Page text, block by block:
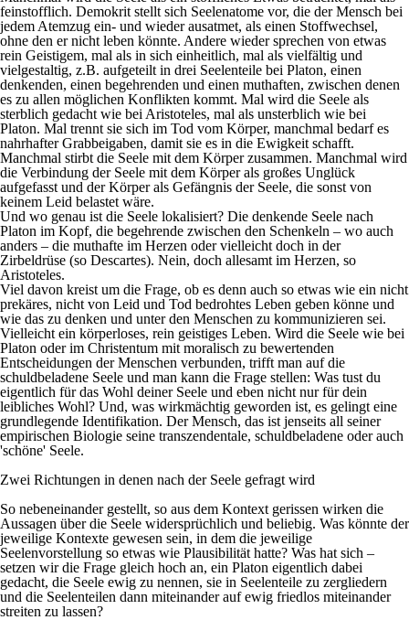
feinstofflich. Demokrit stellt sich Seelenatome vor, die der Mensch bei
jedem Atemzug ein- und wieder ausatmet, als einen Stoffwechsel,
ohne den er nicht leben könnte. Andere wieder sprechen von etwas
rein Geistigem, mal als in sich einheitlich, mal als vielfältig und
vielgestaltig, z.B. aufgeteilt in drei Seelenteile bei Platon, einen
denkenden, einen begehrenden und einen muthaften, zwischen denen
es zu allen möglichen Konflikten kommt. Mal wird die Seele als
sterblich gedacht wie bei Aristoteles, mal als unsterblich wie bei
Platon. Mal trennt sie sich im Tod vom Körper, manchmal bedarf es
nahrhafter Grabbeigaben, damit sie es in die Ewigkeit schafft.
Manchmal stirbt die Seele mit dem Körper zusammen. Manchmal wird
die Verbindung der Seele mit dem Körper als großes Unglück
aufgefasst und der Körper als Gefängnis der Seele, die sonst von
keinem Leid belastet wäre.
Und wo genau ist die Seele lokalisiert? Die denkende Seele nach
Platon im Kopf, die begehrende zwischen den Schenkeln – wo auch
anders – die muthafte im Herzen oder vielleicht doch in der
Zirbeldrüse (so Descartes). Nein, doch allesamt im Herzen, so
Aristoteles.
Viel davon kreist um die Frage, ob es denn auch so etwas wie ein nicht
prekäres, nicht von Leid und Tod bedrohtes Leben geben könne und
wie das zu denken und unter den Menschen zu kommunizieren sei.
Vielleicht ein körperloses, rein geistiges Leben. Wird die Seele wie bei
Platon oder im Christentum mit moralisch zu bewertenden
Entscheidungen der Menschen verbunden, trifft man auf die
schuldbeladene Seele und man kann die Frage stellen: Was tust du
eigentlich für das Wohl deiner Seele und eben nicht nur für dein
leibliches Wohl? Und, was wirkmächtig geworden ist, es gelingt eine
grundlegende Identifikation. Der Mensch, das ist jenseits all seiner
empirischen Biologie seine transzendentale, schuldbeladene oder auch
'schöne' Seele.
Zwei Richtungen in denen nach der Seele gefragt wird
So nebeneinander gestellt, so aus dem Kontext gerissen wirken die
Aussagen über die Seele widersprüchlich und beliebig. Was könnte der
jeweilige Kontexte gewesen sein, in dem die jeweilige
Seelenvorstellung so etwas wie Plausibilität hatte? Was hat sich –
setzen wir die Frage gleich hoch an, ein Platon eigentlich dabei
gedacht, die Seele ewig zu nennen, sie in Seelenteile zu zergliedern
und die Seelenteilen dann miteinander auf ewig friedlos miteinander
streiten zu lassen?